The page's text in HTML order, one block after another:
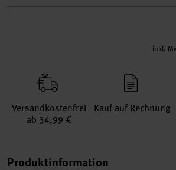
inkl.
Versand­kosten­frei
ab 34,99 €
Kauf auf Rechnung
Produktinformation